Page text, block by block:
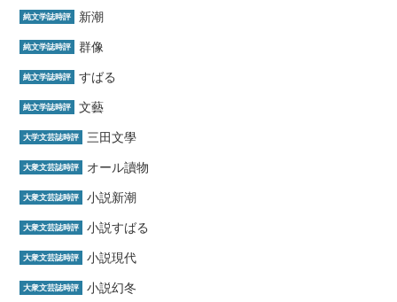
純文学誌時評 新潮
純文学誌時評 群像
純文学誌時評 すばる
純文学誌時評 文藝
大学文芸誌時評 三田文學
大衆文芸誌時評 オール讀物
大衆文芸誌時評 小説新潮
大衆文芸誌時評 小説すばる
大衆文芸誌時評 小説現代
大衆文芸誌時評 小説幻冬